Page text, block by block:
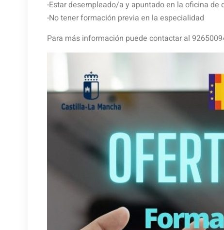
-Estar desempleado/a y apuntado en la oficina de
-No tener formación previa en la especialidad
Para más información puede contactar al